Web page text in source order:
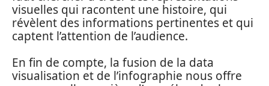
visuelles qui racontent une histoire, qui
révèlent des informations pertinentes et qui
captent l’attention de l’audience.
En fin de compte, la fusion de la data
visualisation et de l’infographie nous offre